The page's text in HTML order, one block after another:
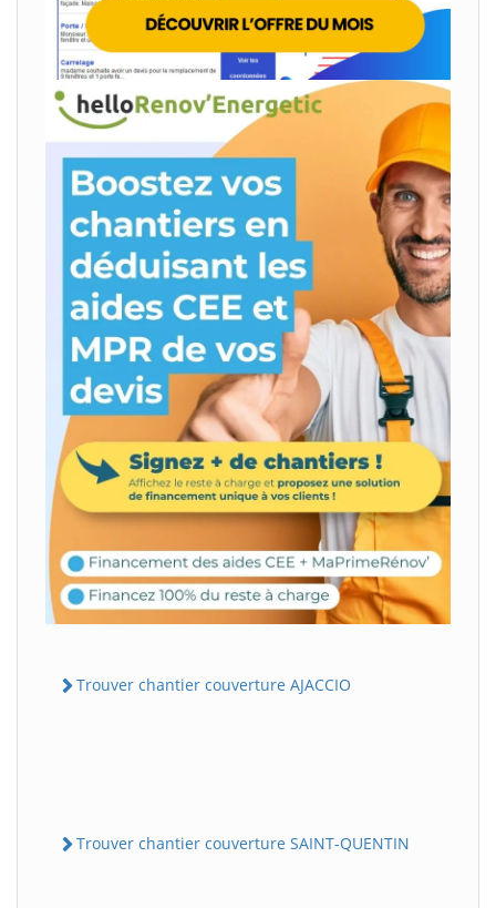
Trouver chantier couverture AJACCIO
Trouver chantier couverture SAINT-QUENTIN